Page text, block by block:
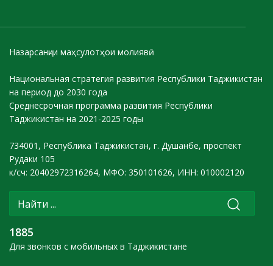
Назарсанҷии маҳсулотҳои молиявӣ
Национальная стратегия развития Республики Таджикистан
на период до 2030 года
Среднесрочная программа развития Республики
Таджикистан на 2021-2025 годы
734001, Республика Таджикистан, г. Душанбе, проспект
Рудаки 105
к/сч: 20402972316264, МФО: 350101626, ИНН: 010002120
1885
Для звонков с мобильных в Таджикистане